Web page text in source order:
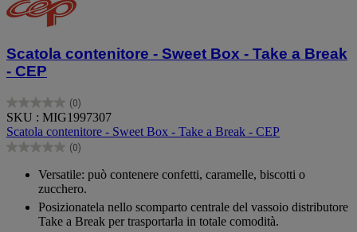
Scatola contenitore - Sweet Box - Take a Break
- CEP
(0)
0.0
su
5
stelle.
SKU : MIG1997307
Scatola contenitore - Sweet Box - Take a Break - CEP
(0)
0.0
Versatile: può contenere confetti, caramelle, biscotti o
zucchero.
Posizionatela nello scomparto centrale del vassoio distributore
Take a Break per trasportarla in totale comodità.